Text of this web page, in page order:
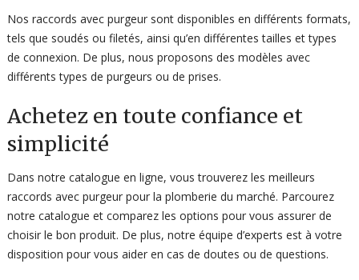
Nos raccords avec purgeur sont disponibles en différents formats,
tels que soudés ou filetés, ainsi qu’en différentes tailles et types
de connexion. De plus, nous proposons des modèles avec
différents types de purgeurs ou de prises.
Achetez en toute confiance et
simplicité
Dans notre catalogue en ligne, vous trouverez les meilleurs
raccords avec purgeur pour la plomberie du marché. Parcourez
notre catalogue et comparez les options pour vous assurer de
choisir le bon produit. De plus, notre équipe d’experts est à votre
disposition pour vous aider en cas de doutes ou de questions.